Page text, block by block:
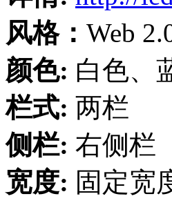
风格： Web
颜色: 白色、
栏式: 两栏
侧栏: 右侧栏
宽度: 固定宽